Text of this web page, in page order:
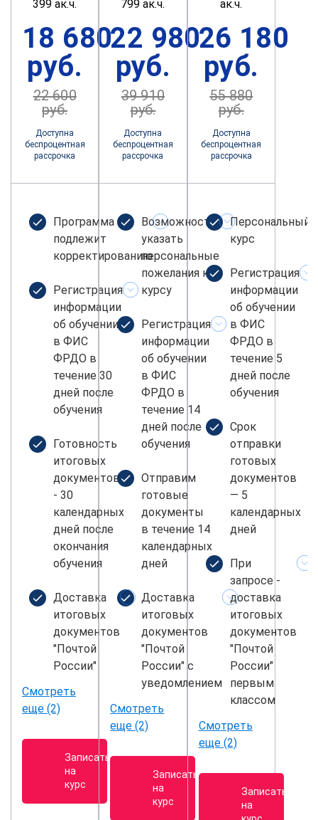
399 ак.ч.
18 680
руб.
22 600
руб.
Доступна
беспроцентная
рассрочка
Программа не
подлежит
корректированию
Регистрация
информации
об обучении
в ФИС
ФРДО в
течение 30
дней после
обучения
Готовность
итоговых
документов
- 30
календарных
дней после
окончания
обучения
Доставка
итоговых
документов
"Почтой
России"
Смотреть
еще (2)
Записаться
на
курс
799 ак.ч.
22 980
руб.
39 910
руб.
Доступна
беспроцентная
рассрочка
Возможность
указать
персональные
пожелания к
курсу
Регистрация
информации
об обучении
в ФИС
ФРДО в
течение 14
дней после
обучения
Отправим
готовые
документы
в течение 14
календарных
дней
Доставка
итоговых
документов
"Почтой
России" с
уведомлением
Смотреть
еще (2)
Записаться
на
курс
ак.ч.
26 180
руб.
55 880
руб.
Доступна
беспроцентная
рассрочка
Персональный
курс
Регистрация
информации
об обучении
в ФИС
ФРДО в
течение 5
дней после
обучения
Срок
отправки
готовых
документов
— 5
календарных
дней
При
запросе -
доставка
итоговых
документов
"Почтой
России"
первым
классом
Смотреть
еще (2)
Записаться
на